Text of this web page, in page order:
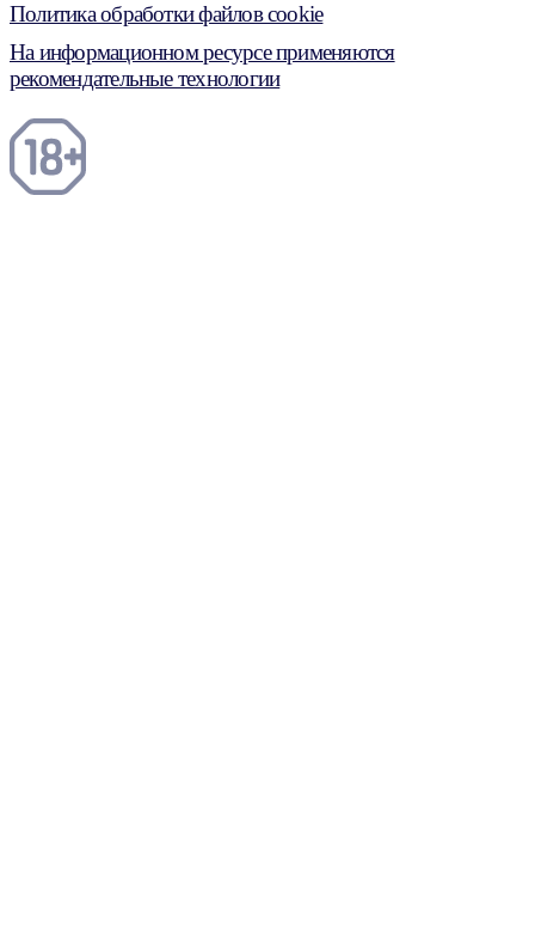
Политика обработки файлов cookie
На информационном ресурсе применяются
рекомендательные технологии